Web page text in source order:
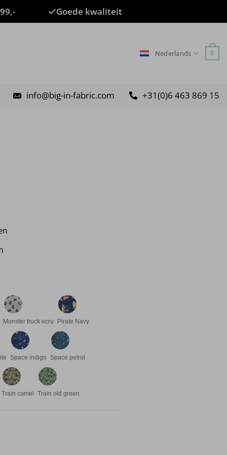
Goede kwaliteit
Nederlands 0
info@big-in-fabric.com +31(0)6 463 869 15
tot €15.95
Monster truck ecru Pirate Navy
Space indigo Space petrol
Train camel Train old green